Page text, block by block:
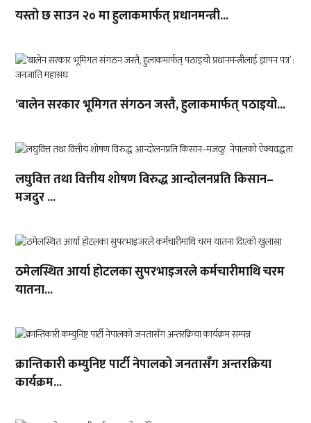
यस्तो छ साउन २० मा हुलाकमार्फत् प्रधानमन्त्री...
‘बालेन सरकार भूमिगत संगठन जस्तै, हुलाकमार्फत् पठाइयो...
लघुवित्त तथा वित्तीय शोषण विरुद्ध आन्दोलनप्रति किसान–
मजदुर ...
ठमेलस्थित आर्या होटलका सुपरभाइजरले कर्मचारीमाथि चरम
यातना...
क्रान्तिकारी कम्युनिष्ट पार्टी नेपालको जनतासँग अन्तरक्रिया
कार्यक्रम...